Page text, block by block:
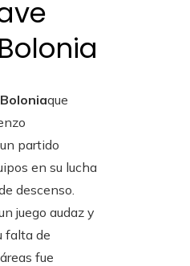
Boloniaque
partido
en su lucha
descenso.
juego audaz y
falta de
fue